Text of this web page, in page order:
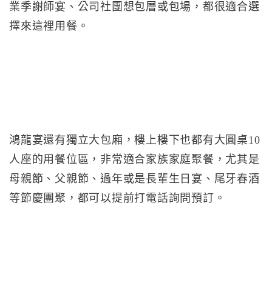
業季謝師宴、公司社團想包層或包場，都很適合選
擇來這裡用餐。
鴻龍宴還有獨立大包廂，樓上樓下也都有大圓桌10
人座的用餐位區，非常適合家族家庭聚餐，尤其是
母親節、父親節、過年或是長輩生日宴、尾牙春酒
等節慶團聚，都可以提前打電話詢問預訂。